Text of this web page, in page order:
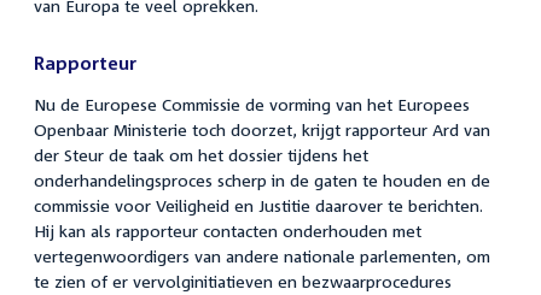
van Europa te veel oprekken.
Rapporteur
Nu de Europese Commissie de vorming van het Europees
Openbaar Ministerie toch doorzet, krijgt rapporteur Ard van
der Steur de taak om het dossier tijdens het
onderhandelingsproces scherp in de gaten te houden en de
commissie voor Veiligheid en Justitie daarover te berichten.
Hij kan als rapporteur contacten onderhouden met
vertegenwoordigers van andere nationale parlementen, om
te zien of er vervolginitiatieven en bezwaarprocedures